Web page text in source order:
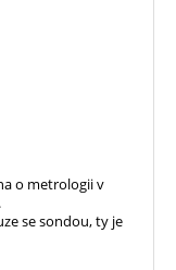
o metrologii v
se sondou, ty je